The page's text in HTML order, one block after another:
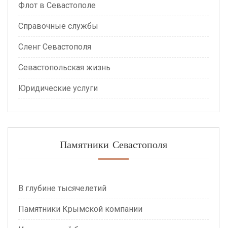
Флот в Севастополе
Справочные службы
Сленг Севастополя
Севастопольская жизнь
Юридические услуги
Памятники Севастополя
В глубине тысячелетий
Памятники Крымской компании